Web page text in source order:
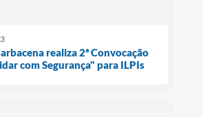
realiza 2ª Convocação
com Segurança" para ILPIs